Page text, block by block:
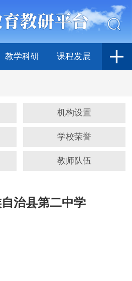
教学科研 课程发展
机构设置
学校荣誉
教师队伍
治县第二中学